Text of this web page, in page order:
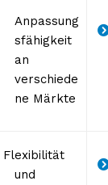
Anpassung
sfähigkeit
an
verschiede
ne Märkte
Flexibilität
und